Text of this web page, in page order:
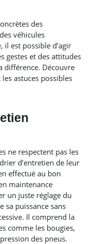
des
véhicules
il est possible d’agir
gestes et des attitudes
différence. Découvre
astuces possibles
ne respectent pas les
d’entretien de leur
effectué au bon
maintenance
un juste réglage du
sa puissance sans
Il comprend la
comme les bougies,
des pneus.